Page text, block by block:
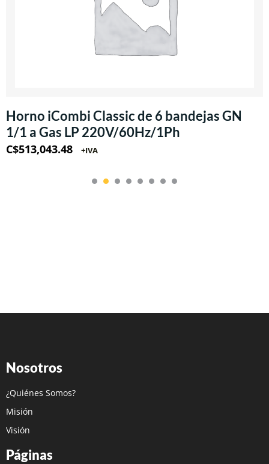
Horno iCombi Classic de 6 bandejas GN
1/1 a Gas LP 220V/60Hz/1Ph
C$513,043.48 +IVA
Nosotros
¿Quiénes Somos?
Misión
Visión
Páginas